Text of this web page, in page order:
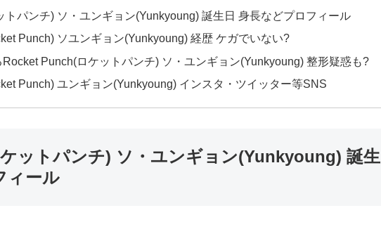
トパンチ) ソ・ユンギョン(Yunkyoung) 誕生日 身長などプロフィール
Punch) ソユンギョン(Yunkyoung) 経歴 ケガでいない?
Punch(ロケットパンチ) ソ・ユンギョン(Yunkyoung) 整形疑惑も?
Punch) ユンギョン(Yunkyoung) インスタ・ツイッター等SNS
ットパンチ) ソ・ユンギョン(Yunkyoung) 誕生
ィール